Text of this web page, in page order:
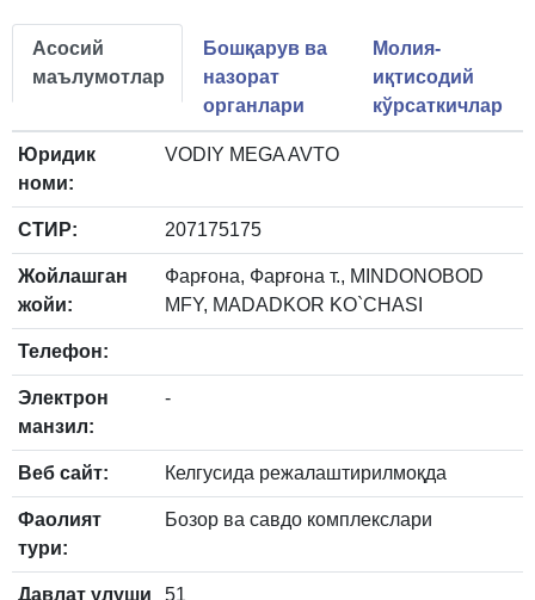
Асосий
маълумотлар
Бошқарув ва
назорат
органлари
Молия-
иқтисодий
кўрсаткичлар
Юридик
номи:
VODIY MEGA AVTO
СТИР: 207175175
Жойлашган
жойи:
Фарғона, Фарғона т., MINDONOBOD
MFY, MADADKOR KO`CHASI
Телефон:
Электрон
манзил:
-
Веб сайт: Келгусида режалаштирилмоқда
Фаолият
тури:
Бозор ва савдо комплекслари
Давлат улуши 51